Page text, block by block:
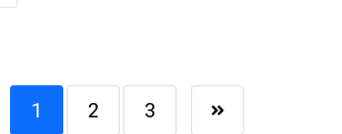
1 2 3